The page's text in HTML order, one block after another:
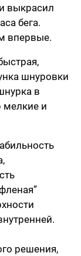
выкрасил
бега.
впервые.
шнуровки
в
мелкие и
решения,